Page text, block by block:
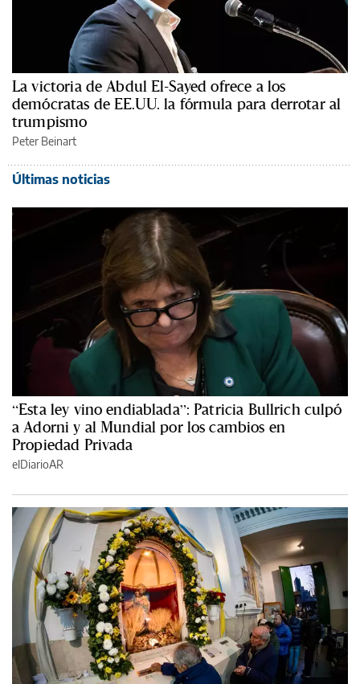
La victoria de Abdul El-Sayed ofrece a los
demócratas de EE.UU. la fórmula para derrotar al
trumpismo
Peter Beinart
Últimas noticias
“Esta ley vino endiablada”: Patricia Bullrich culpó
a Adorni y al Mundial por los cambios en
Propiedad Privada
elDiarioAR